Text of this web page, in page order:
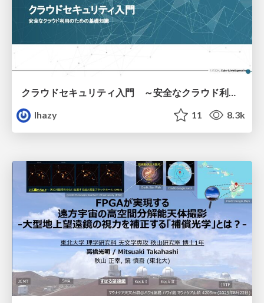
クラウドセキュリティ入門 ～安全なクラウド利用のための基礎知識～
lhazy
11 8.3k